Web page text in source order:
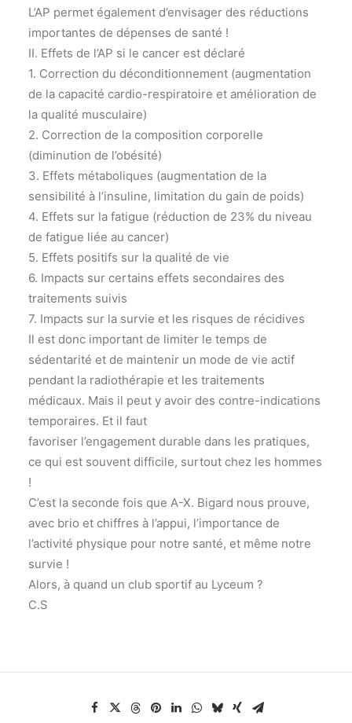
L’AP permet également d’envisager des réductions
importantes de dépenses de santé !
II. Effets de l’AP si le cancer est déclaré
1. Correction du déconditionnement (augmentation
de la capacité cardio-respiratoire et amélioration de
la qualité musculaire)
2. Correction de la composition corporelle
(diminution de l’obésité)
3. Effets métaboliques (augmentation de la
sensibilité à l’insuline, limitation du gain de poids)
4. Effets sur la fatigue (réduction de 23% du niveau
de fatigue liée au cancer)
5. Effets positifs sur la qualité de vie
6. Impacts sur certains effets secondaires des
traitements suivis
7. Impacts sur la survie et les risques de récidives
Il est donc important de limiter le temps de
sédentarité et de maintenir un mode de vie actif
pendant la radiothérapie et les traitements
médicaux. Mais il peut y avoir des contre-indications
temporaires. Et il faut
favoriser l’engagement durable dans les pratiques,
ce qui est souvent difficile, surtout chez les hommes
!
C’est la seconde fois que A-X. Bigard nous prouve,
avec brio et chiffres à l’appui, l’importance de
l’activité physique pour notre santé, et même notre
survie !
Alors, à quand un club sportif au Lyceum ?
C.S